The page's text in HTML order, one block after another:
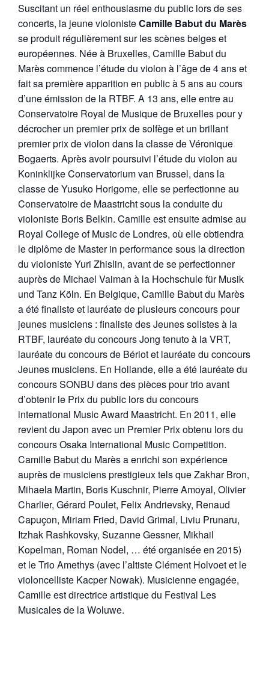
Suscitant un réel enthousiasme du public lors de ses
concerts, la jeune violonisteCamille Babut du Marès
se produit régulièrement sur les scènes belges et
européennes. Née à Bruxelles, Camille Babut du
Marès commence l’étude du violon à l’âge de 4 ans et
fait sa première apparition en public à 5 ans au cours
d’une émission de la RTBF. A 13 ans, elle entre au
Conservatoire Royal de Musique de Bruxelles pour y
décrocher un premier prix de solfège et un brillant
premier prix de violon dans la classe de Véronique
Bogaerts. Après avoir poursuivi l’étude du violon au
Koninklijke Conservatorium van Brussel, dans la
classe de Yusuko Horigome, elle se perfectionne au
Conservatoire de Maastricht sous la conduite du
violoniste Boris Belkin. Camille est ensuite admise au
Royal College of Music de Londres, où elle obtiendra
le diplôme de Master in performance sous la direction
du violoniste Yuri Zhislin, avant de se perfectionner
auprès de Michael Vaiman à la Hochschule für Musik
und Tanz Köln. En Belgique, Camille Babut du Marès
a été finaliste et lauréate de plusieurs concours pour
jeunes musiciens : finaliste des Jeunes solistes à la
RTBF, lauréate du concours Jong tenuto à la VRT,
lauréate du concours de Bériot et lauréate du concours
Jeunes musiciens. En Hollande, elle a été lauréate du
concours SONBU dans des pièces pour trio avant
d’obtenir le Prix du public lors du concours
international Music Award Maastricht. En 2011, elle
revient du Japon avec un Premier Prix obtenu lors du
concours Osaka International Music Competition.
Camille Babut du Marès a enrichi son expérience
auprès de musiciens prestigieux tels que Zakhar Bron,
Mihaela Martin, Boris Kuschnir, Pierre Amoyal, Olivier
Charlier, Gérard Poulet, Felix Andrievsky, Renaud
Capuçon, Miriam Fried, David Grimal, Liviu Prunaru,
Itzhak Rashkovsky, Suzanne Gessner, Mikhail
Kopelman, Roman Nodel, … été organisée en 2015)
et le Trio Amethys (avec l’altiste Clément Holvoet et le
violoncelliste Kacper Nowak). Musicienne engagée,
Camille est directrice artistique du Festival Les
Musicales de la Woluwe.